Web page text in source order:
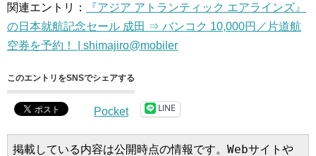
関連エントリ：
『アジア アトランティック エアラインズ』
の日本就航記念セール 成田 ⇒ バンコク 10,000円／片道航
空券を予約！ | shimajiro@mobiler
このエントリをSNSでシェアする
Pocket LINE
掲載している内容は公開時点の情報です。Webサイトや